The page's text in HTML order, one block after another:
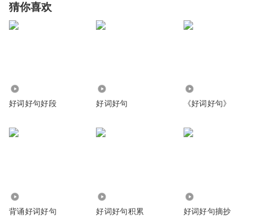
猜你喜欢
好词好句好段 好词好句 《好词好句》
背诵好词好句 好词好句积累 好词好句摘抄